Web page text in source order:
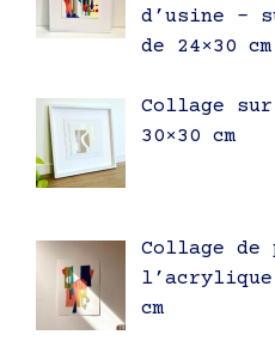
d’usine –
de 24×30 cm
Collage
30×30 cm
Collage de
l’acrylique
cm